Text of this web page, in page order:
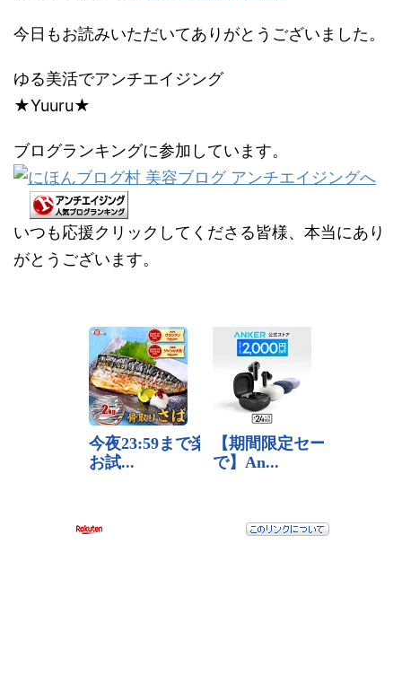
今日もお読みいただいてありがとうございました。
ゆる美活でアンチエイジング
★Yuuru★
ブログランキングに参加しています。
いつも応援クリックしてくださる皆様、本当にあり
がとうございます。